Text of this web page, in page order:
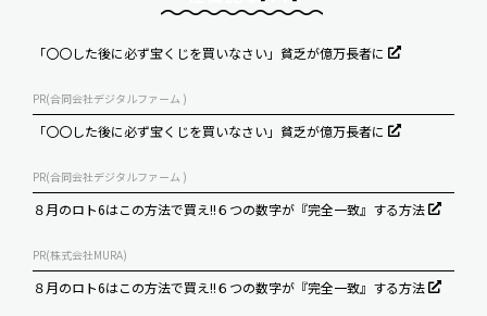
「〇〇した後に必ず宝くじを買いなさい」貧乏が億万長者に
PR(合同会社デジタルファーム )
「〇〇した後に必ず宝くじを買いなさい」貧乏が億万長者に
PR(合同会社デジタルファーム )
８月のロト6はこの方法で買え!!６つの数字が『完全一致』する方法
PR(株式会社MURA)
８月のロト6はこの方法で買え!!６つの数字が『完全一致』する方法